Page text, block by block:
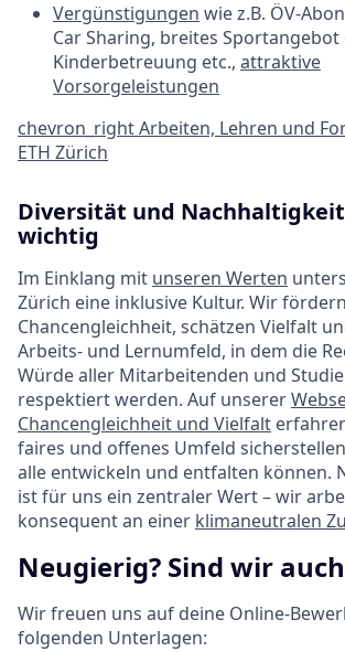
Vergünstigungen wie z.B. ÖV-
Car Sharing, breites Sportangebot
Kinderbetreuung etc., attraktive
Vorsorgeleistungen
chevron_rightArbeiten, Lehren und
ETH Zürich
Diversität und
wichtig
Im Einklang mit unseren Werten
Zürich eine inklusive Kultur. Wir fördern
Chancengleichheit, schätzen Vielfalt
Arbeits- und Lernumfeld, in dem die
Würde aller Mitarbeitenden und
respektiert werden. Auf unserer
Chancengleichheit und Vielfalt
faires und offenes Umfeld
alle entwickeln und entfalten können.
ist für uns ein zentraler Wert – wir
konsequent an einer klimaneutralen
Neugierig? Sind wir
Wir freuen uns auf deine Online-
folgenden Unterlagen: